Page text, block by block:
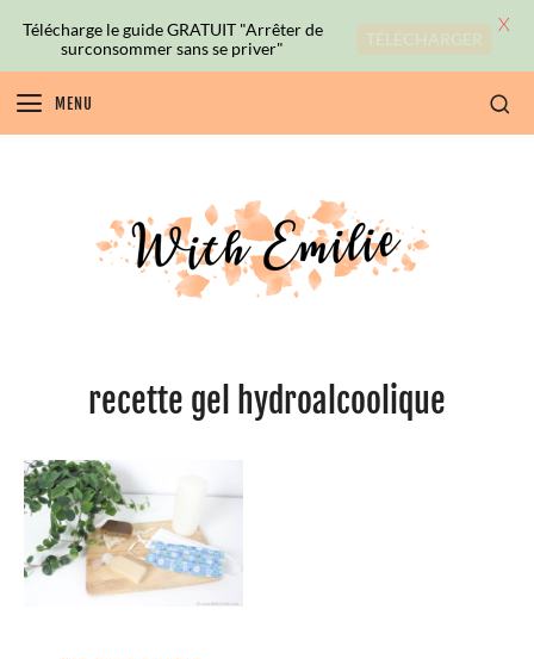
MENU
recette gel hydroalcoolique
Télécharge le guide GRATUIT "Arrêter de
surconsommer sans se priver"
TÉLÉCHARGER
X